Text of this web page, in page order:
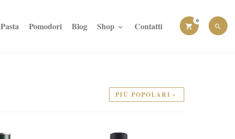
0
Pasta Pomodori Blog Shop Contatti
PIÙ POPOLARI